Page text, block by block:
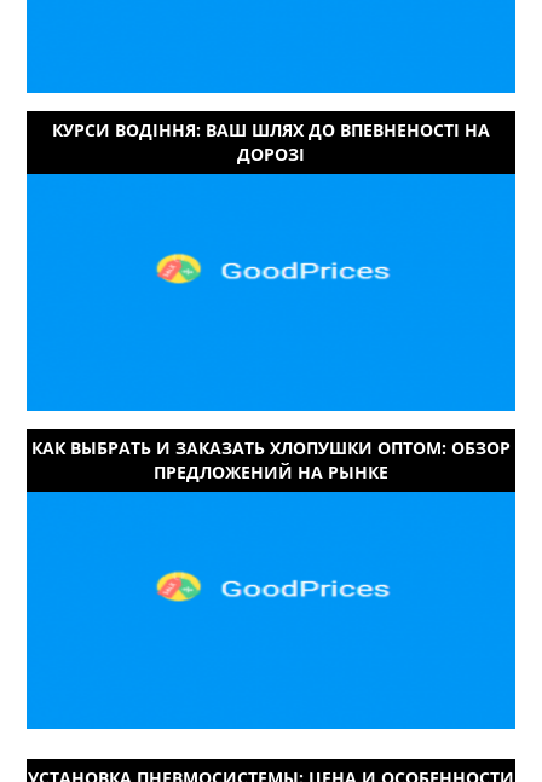
КУРСИ ВОДІННЯ: ВАШ ШЛЯХ ДО ВПЕВНЕНОСТІ НА
ДОРОЗІ
КАК ВЫБРАТЬ И ЗАКАЗАТЬ ХЛОПУШКИ ОПТОМ: ОБЗОР
ПРЕДЛОЖЕНИЙ НА РЫНКЕ